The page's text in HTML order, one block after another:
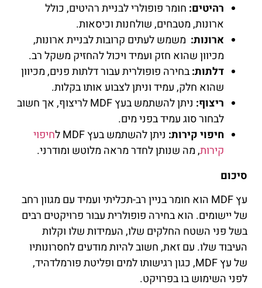
רהיטים: חומר פופולרי לבניית רהיטים, כולל
ארונות, מטבחים, שולחנות וכיסאות.
ארונות: משמש לעתים קרובות לבניית ארונות,
מכיוון שהוא חזק ועמיד ויכול להחזיק משקל רב.
דלתות:בחירה פופולרית עבור דלתות פנים, מכיוון
שהוא חלק, עמיד וניתן לצבוע אותו בקלות.
ריצוף:
ניתן להשתמש בעץ MDF לריצוף, אך חשוב
לבחור סוג עמיד בפני מים.
חיפוי קירות: ניתן להשתמש בעץ MDF ל
חיפוי
קירות, מה שנותן לחדר מראה מלוטש ומודרני.
סיכום
עץ MDF הוא חומר בניין רב-תכליתי ועמיד עם מגוון רחב
של יישומים. הוא בחירה פופולרית עבור פרויקטים רבים
בשל פני השטח החלקים שלו, העמידות שלו וקלות
העיבוד שלו. עם זאת, חשוב להיות מודעים לחסרונותיו
של עץ MDF, כגון רגישותו למים ופליטת פורמלדהיד,
לפני השימוש בו בפרויקט.